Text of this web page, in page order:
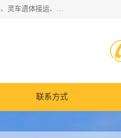
湖北殡仪一条龙,武汉殡葬一条龙,武汉办丧事服务专理红白佛事、病人临终关怀、医院或家中老人去世穿寿衣、灵车遗体接运、殡仪馆告别厅预约、办理火葬场手续、民俗丧事策划、遗体告别仪式、民俗礼仪服务、殡葬礼仪策划、陵园墓位导购、寺庙塔位择吉、往生功德策划、民俗功德策划、异地殡葬礼仪服务、异地骨灰接送返乡
联系方式